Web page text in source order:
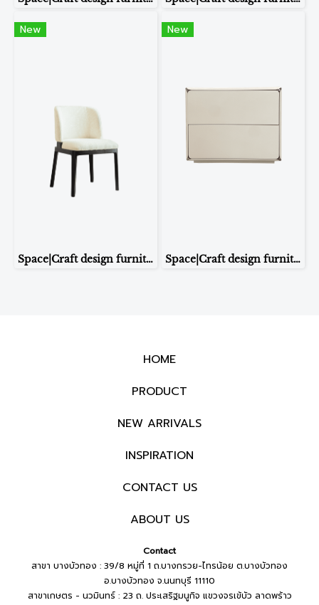
New
Space|Craft design furniture & living เก้าอี้ รุ่น TW271
New
Space|Craft design furniture & living โต๊ะข้างเตียง รุ่น ST277
HOME
PRODUCT
NEW ARRIVALS
INSPIRATION
CONTACT US
ABOUT US
Contact
สาขา บางบัวทอง : 39/8 หมู่ที่ 1 ถ.บางกรวย-ไทรน้อย ต.บางบัวทอง
อ.บางบัวทอง จ.นนทบุรี 11110
สาขาเกษตร - นวมินทร์ : 23 ถ. ประเสริฐมนูกิจ แขวงจรเข้บัว ลาดพร้าว